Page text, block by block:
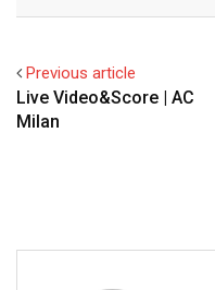
Previous article
Live Video&Score | AC
Milan